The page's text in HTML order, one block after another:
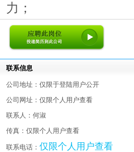
力；
联系信息
公司地址：仅限于登陆用户公开
公司网址：仅限个人用户查看
联系人：何淑
传真：仅限个人用户查看
联系电话： 仅限个人用户查看